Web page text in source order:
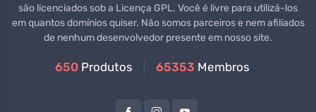
são licenciados sob a Licença GPL. Você é livre para utilizá-los
em quantos domínios quiser. Não somos parceiros e nem afiliados
de nenhum desenvolvedor presente em nosso site.
650 Produtos 65353 Membros